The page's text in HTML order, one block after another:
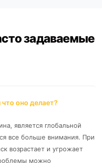
задаваемые
оно делает?
является глобальной
все больше внимания. При
возрастает и угрожает
можно